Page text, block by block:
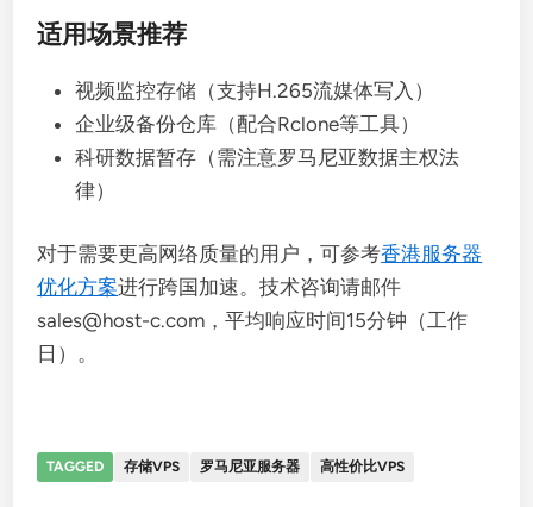
适用场景推荐
视频监控存储（支持H.265流媒体写入）
企业级备份仓库（配合Rclone等工具）
科研数据暂存（需注意罗马尼亚数据主权法
律）
对于需要更高网络质量的用户，可参考香港服务器
优化方案进行跨国加速。技术咨询请邮件
sales@host-c.com，平均响应时间15分钟（工作
日）。
TAGGED 存储VPS 罗马尼亚服务器 高性价比VPS